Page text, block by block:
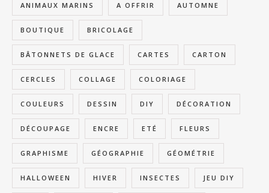
ANIMAUX MARINS A OFFRIR AUTOMNE
BOUTIQUE BRICOLAGE
BÂTONNETS DE GLACE CARTES CARTON
CERCLES COLLAGE COLORIAGE
COULEURS DESSIN DIY DÉCORATION
DÉCOUPAGE ENCRE ETÉ FLEURS
GRAPHISME GÉOGRAPHIE GÉOMÉTRIE
HALLOWEEN HIVER INSECTES JEU DIY